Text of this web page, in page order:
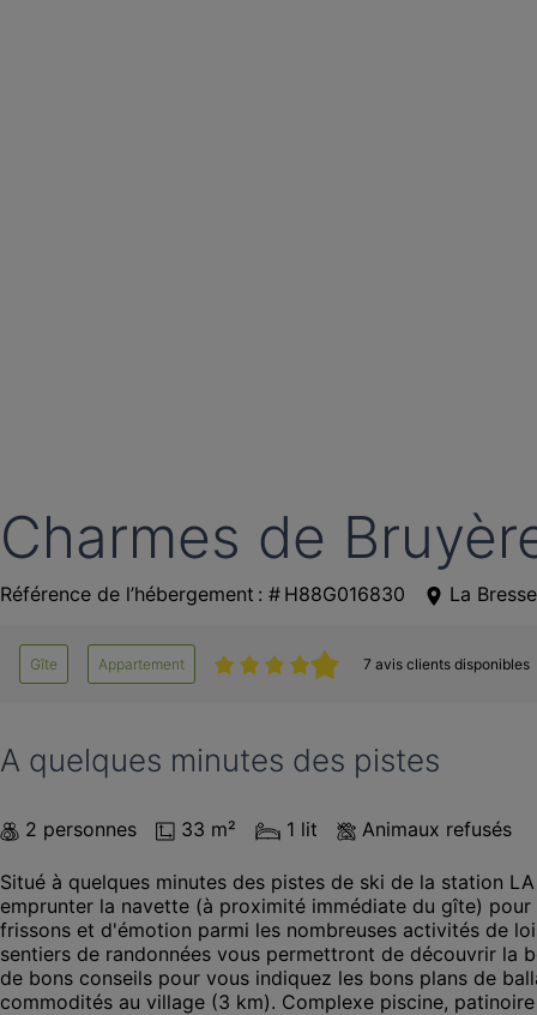
Charmes de
Référence de l’hébergement : # H88G016830 La Bresse
Gîte Appartement 7 avis clients disponibles
A quelques minutes des pistes
2 personnes 33 m² 1 lit Animaux refusés
Situé à quelques minutes des pistes de ski de la station
emprunter la navette (à proximité immédiate du gîte)
frissons et d'émotion parmi les nombreuses activités de
sentiers de randonnées vous permettront de découvrir la
de bons conseils pour vous indiquez les bons plans de
commodités au village (3 km). Complexe piscine,